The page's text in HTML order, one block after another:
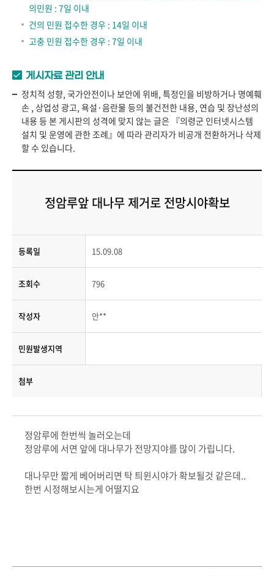
의민원 : 7일 이내
건의 민원 접수한 경우 : 14일 이내
고충 민원 접수한 경우 : 7일 이내
게시자료 관리 안내
정치적 성향, 국가안전이나 보안에 위배, 특정인을 비방하거나 명예훼
손 , 상업성 광고, 욕설·음란물 등의 불건전한 내용, 연습 및 장난성의
내용 등 본 게시판의 성격에 맞지 않는 글은 『의령군 인터넷시스템
설치 및 운영에 관한 조례』에 따라 관리자가 비공개 전환하거나 삭제
할 수 있습니다.
정암루앞 대나무 제거로 전망시야확보
등록일 15.09.08
조회수 796
작성자 안**
민원발생지역
첨부
정암루에 한번씩 놀러오는데
정암루에 서면 앞에 대나무가 전망지야를 많이 가립니다.
대나무만 짧게 베어버리면 탁 틔윈시야가 확보될것 같은데..
한번 시정해보시는게 어떨지요